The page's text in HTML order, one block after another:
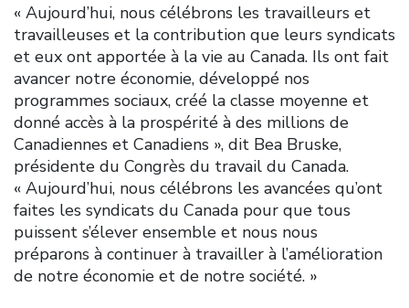
« Aujourd’hui, nous célébrons les travailleurs et
travailleuses et la contribution que leurs syndicats
et eux ont apportée à la vie au Canada. Ils ont fait
avancer notre économie, développé nos
programmes sociaux, créé la classe moyenne et
donné accès à la prospérité à des millions de
Canadiennes et Canadiens », dit Bea Bruske,
présidente du Congrès du travail du Canada.
« Aujourd’hui, nous célébrons les avancées qu’ont
faites les syndicats du Canada pour que tous
puissent s’élever ensemble et nous nous
préparons à continuer à travailler à l’amélioration
de notre économie et de notre société. »